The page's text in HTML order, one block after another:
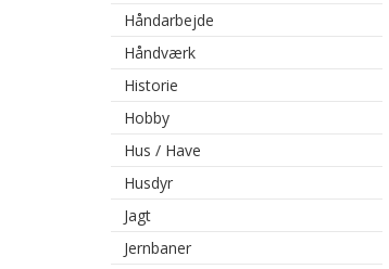
Håndarbejde
Håndværk
Historie
Hobby
Hus / Have
Husdyr
Jagt
Jernbaner